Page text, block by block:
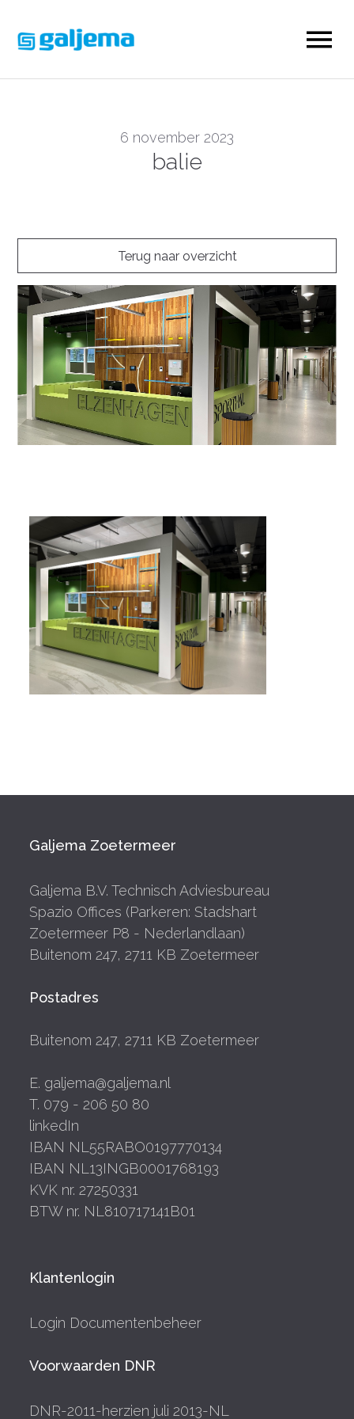
6 november 2023
balie
Terug naar overzicht
Galjema Zoetermeer
Galjema B.V. Technisch Adviesbureau
Spazio Offices (Parkeren: Stadshart
Zoetermeer P8 - Nederlandlaan)
Buitenom 247, 2711 KB Zoetermeer
Postadres
Buitenom 247, 2711 KB Zoetermeer
E. galjema@galjema.nl
T. 079 - 206 50 80
linkedIn
IBAN NL55RABO0197770134
IBAN NL13INGB0001768193
KVK nr. 27250331
BTW nr. NL810717141B01
Klantenlogin
Login Documentenbeheer
Voorwaarden DNR
DNR-2011-herzien juli 2013-NL